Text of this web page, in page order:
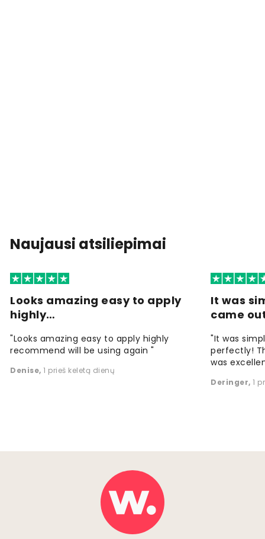
Naujausi atsiliepimai
Looks amazing easy to apply
highly…
"Looks amazing easy to apply highly
recommend will be using again "
Denise, 1 prieš keletą dienų
It was
came
"It was
perfectly!
was
Deringer, 1